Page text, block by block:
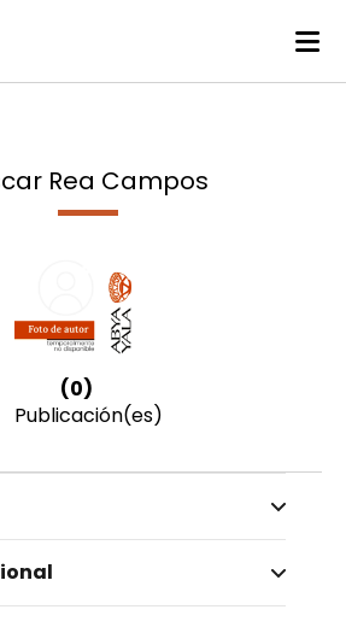
Rea Campos
(0)
Publicación(es)
Oscar Rea